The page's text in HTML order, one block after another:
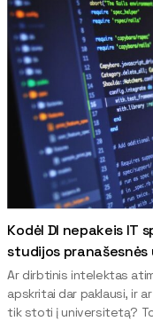
Kodėl DI nepakeis IT
studijos pranašesnės
Ar dirbtinis intelektas
apskritai dar paklausi, ir
tik stoti į universitetą?